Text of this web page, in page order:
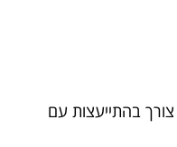
בהתייעצות עם